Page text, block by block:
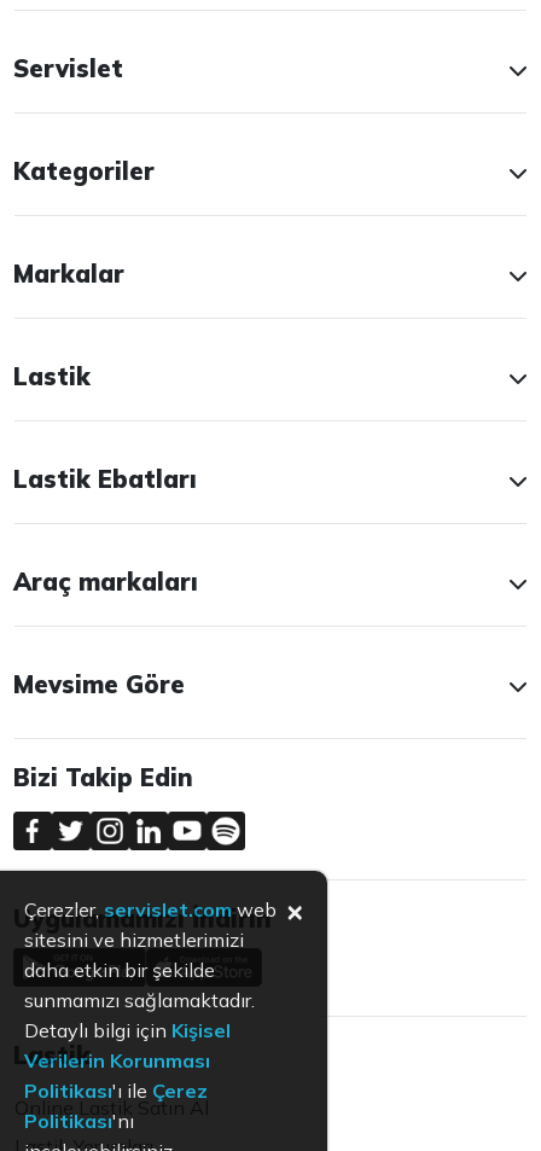
Servislet
Kategoriler
Markalar
Lastik
Lastik Ebatları
Araç markaları
Mevsime Göre
Bizi Takip Edin
Uygulamamızı İndirin
Lastik
Online Lastik Satın Al
Lastik Yorumları
Çerezler, servislet.com web
sitesini ve hizmetlerimizi
daha etkin bir şekilde
sunmamızı sağlamaktadır.
Detaylı bilgi için Kişisel
Verilerin Korunması
Politikası'ı ile Çerez
Politikası'nı
×